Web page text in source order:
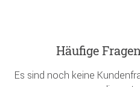
Häufige
Es sind noch keine